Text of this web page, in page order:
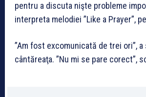
pentru a discuta nişte probleme
interpreta melodiei ”Like a Prayer”,
”Am fost excomunicată de trei ori”,
cântăreaţa. ”Nu mi se pare corect”,